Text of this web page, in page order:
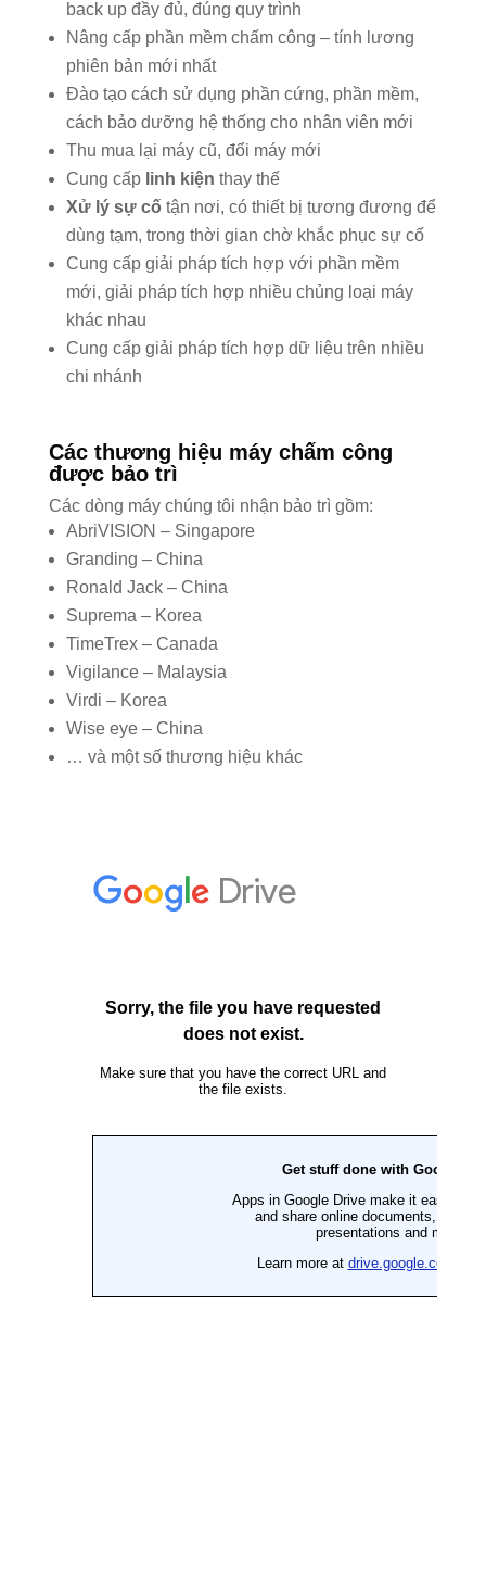
back up đầy đủ, đúng quy trình
Nâng cấp phần mềm chấm công – tính lương
phiên bản mới nhất
Đào tạo cách sử dụng phần cứng, phần mềm,
cách bảo dưỡng hệ thống cho nhân viên mới
Thu mua lại máy cũ, đổi máy mới
Cung cấplinh kiện thay thế
Xử lý sự cố tận nơi, có thiết bị tương đương để
dùng tạm, trong thời gian chờ khắc phục sự cố
Cung cấp giải pháp tích hợp với phần mềm
mới, giải pháp tích hợp nhiều chủng loại máy
khác nhau
Cung cấp giải pháp tích hợp dữ liệu trên nhiều
chi nhánh
Các thương hiệu máy chấm công
được bảo trì
Các dòng máy chúng tôi nhận bảo trì gồm:
AbriVISION – Singapore
Granding – China
Ronald Jack – China
Suprema – Korea
TimeTrex – Canada
Vigilance – Malaysia
Virdi – Korea
Wise eye – China
… và một số thương hiệu khác